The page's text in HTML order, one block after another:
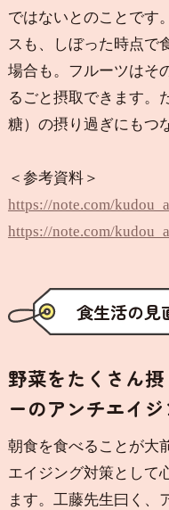
ではないとのことです
スも、しぼった時点で
場合も。フルーツはそ
るごと摂取できます。
糖）の摂り過ぎにもつ
＜参考資料＞
https://note.com/
https://note.com/
食生活の見
野菜をたくさん
ーのアンチエイジ
朝食を食べることが大
エイジング対策として
ます。工藤先生曰く、